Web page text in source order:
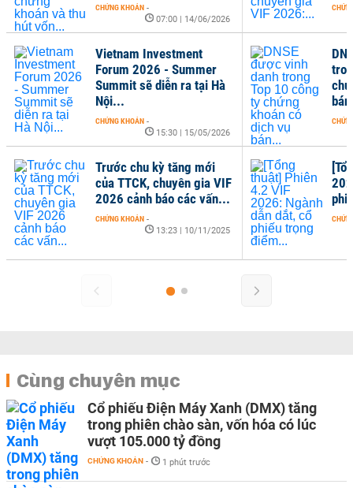
-
07:00 | 14/06/2026
Investment
2026 - Summer
sẽ diễn ra tại Hà
-
15:30 | 15/05/2026
chu kỳ tăng mới
chuyên gia VIF
báo các vấn...
-
13:23 | 10/11/2025
CHỨNG KHOÁN -
07:58 | 10/11/2025
DNSE được vinh danh
trong Top 10 công ty
chứng khoán có dịch vụ
CHỨNG KHOÁN -
07:01 | 05/11/2025
[Tổng thuật] Phiên 4.2 VIF
2026: Ngành dẫn dắt, cổ
phiếu trọng điểm...
CHỨNG KHOÁN -
17:34 | 04/11/2025
Cùng chuyên mục
Cổ phiếu Điện Máy Xanh (DMX) tăng
trong phiên chào sàn, vốn hóa có lúc
vượt 105.000 tỷ đồng
CHỨNG KHOÁN - 1 phút trước